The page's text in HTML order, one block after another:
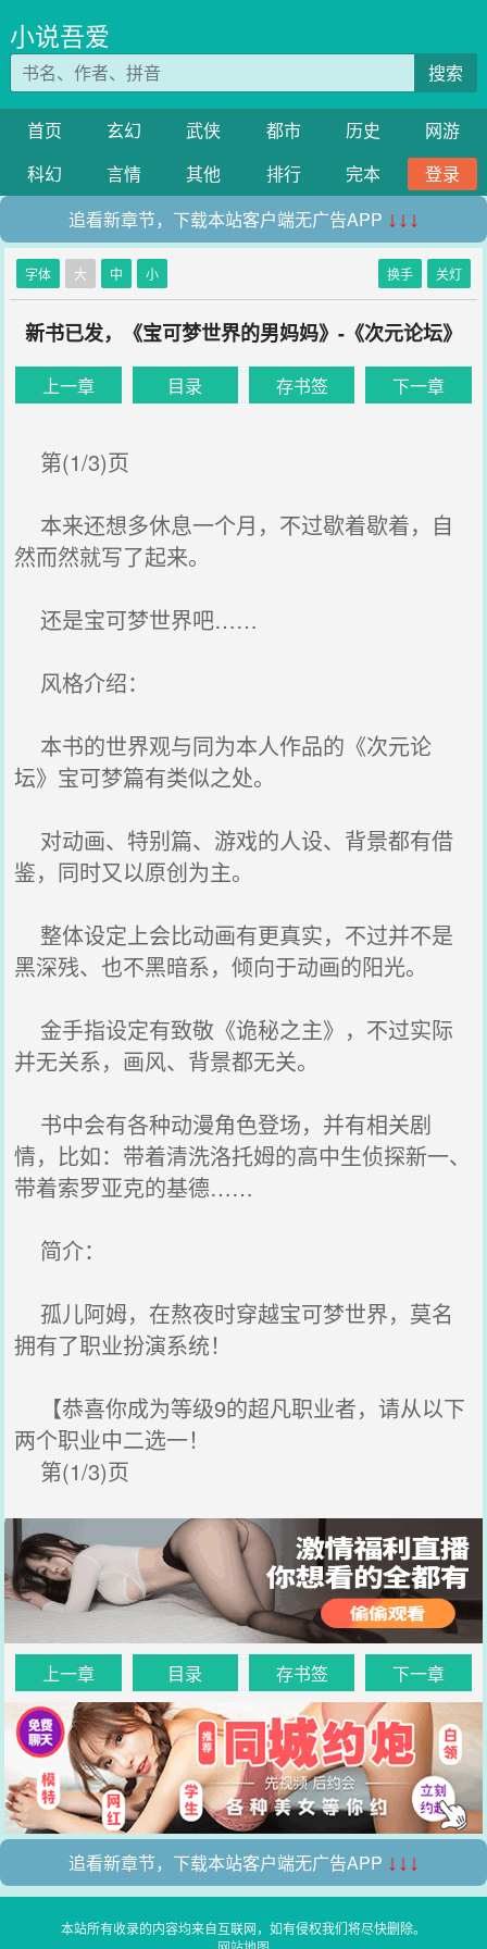
小说吾爱
搜索
首页 玄幻 武侠 都市 历史
网游
科幻
言情 其他 排行 完本
登录
追看新章节，下载本站客户端无广告APP ↓↓↓
字体 大 中 小 换手 关灯
新书已发，《宝可梦世界的男妈妈》-《次元论坛》
上一章 目录 存书签 下一章
第(1/3)页
本来还想多休息一个月，不过歇着歇着，自
然而然就写了起来。
还是宝可梦世界吧……
风格介绍：
本书的世界观与同为本人作品的《次元论
坛》宝可梦篇有类似之处。
对动画、特别篇、游戏的人设、背景都有借
鉴，同时又以原创为主。
整体设定上会比动画有更真实，不过并不是
黑深残、也不黑暗系，倾向于动画的阳光。
金手指设定有致敬《诡秘之主》，不过实际
并无关系，画风、背景都无关。
书中会有各种动漫角色登场，并有相关剧
情，比如：带着清洗洛托姆的高中生侦探新一、
带着索罗亚克的基德……
简介：
孤儿阿姆，在熬夜时穿越宝可梦世界，莫名
拥有了职业扮演系统！
【恭喜你成为等级9的超凡职业者，请从以下
两个职业中二选一！
第(1/3)页
上一章 目录 存书签 下一章
追看新章节，下载本站客户端无广告APP ↓↓↓
本站所有收录的内容均来自互联网，如有侵权我们将尽快删除。